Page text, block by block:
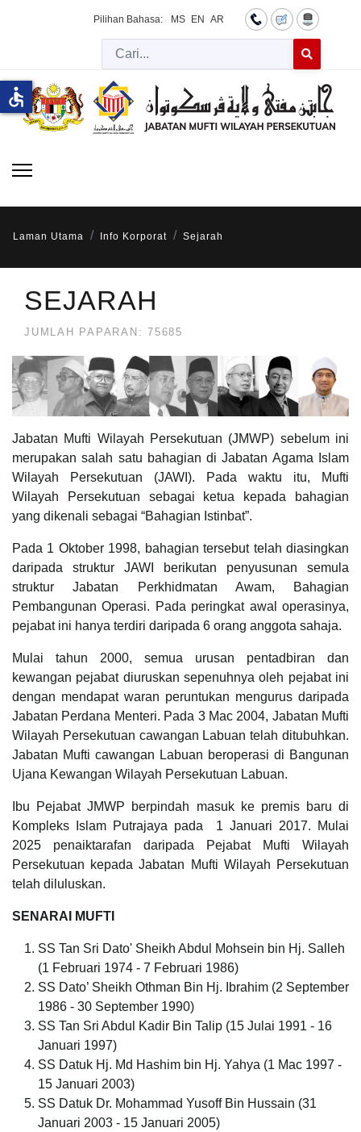
Pilihan Bahasa: MS EN AR
Cari
Laman Utama Info Korporat Sejarah
SEJARAH
JUMLAH PAPARAN: 75685
Jabatan Mufti Wilayah Persekutuan (JMWP) sebelum ini
merupakan salah satu bahagian di Jabatan Agama Islam
Wilayah Persekutuan (JAWI). Pada waktu itu, Mufti
Wilayah Persekutuan sebagai ketua kepada bahagian
yang dikenali sebagai “Bahagian Istinbat”.
Pada 1 Oktober 1998, bahagian tersebut telah diasingkan
daripada struktur JAWI berikutan penyusunan semula
struktur Jabatan Perkhidmatan Awam, Bahagian
Pembangunan Operasi. Pada peringkat awal operasinya,
pejabat ini hanya terdiri daripada 6 orang anggota sahaja.
Mulai tahun 2000, semua urusan pentadbiran dan
kewangan pejabat diuruskan sepenuhnya oleh pejabat ini
dengan mendapat waran peruntukan mengurus daripada
Jabatan Perdana Menteri. Pada 3 Mac 2004, Jabatan Mufti
Wilayah Persekutuan cawangan Labuan telah ditubuhkan.
Jabatan Mufti cawangan Labuan beroperasi di Bangunan
Ujana Kewangan Wilayah Persekutuan Labuan.
Ibu Pejabat JMWP berpindah masuk ke premis baru di
Kompleks Islam Putrajaya pada 1 Januari 2017. Mulai
2025 penaiktarafan daripada Pejabat Mufti Wilayah
Persekutuan kepada Jabatan Mufti Wilayah Persekutuan
telah diluluskan.
SENARAI MUFTI
SS Tan Sri Dato' Sheikh Abdul Mohsein bin Hj. Salleh
(1 Februari 1974 - 7 Februari 1986)
SS Dato’ Sheikh Othman Bin Hj. Ibrahim (2 September
1986 - 30 September 1990)
SS Tan Sri Abdul Kadir Bin Talip (15 Julai 1991 - 16
Januari 1997)
SS Datuk Hj. Md Hashim bin Hj. Yahya (1 Mac 1997 -
15 Januari 2003)
SS Datuk Dr. Mohammad Yusoff Bin Hussain (31
Januari 2003 - 15 Januari 2005)
accessible